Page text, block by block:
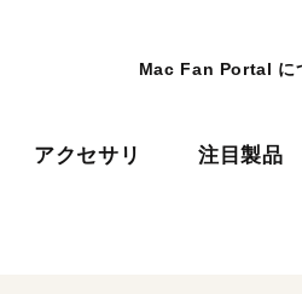
Mac Fan Portal に
アクセサリ 注目製品